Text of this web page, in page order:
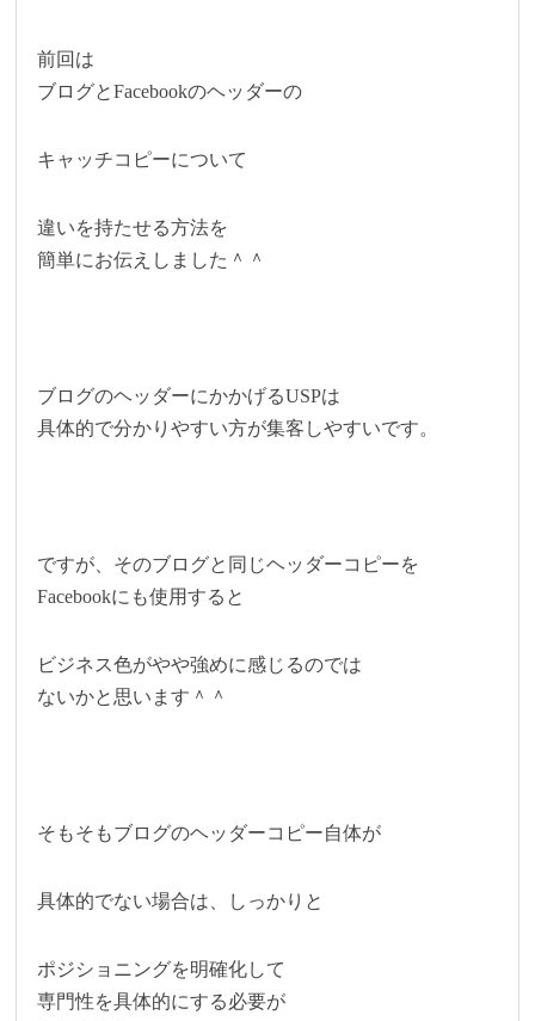
前回は
ブログとFacebookのヘッダーの
キャッチコピーについて
違いを持たせる方法を
簡単にお伝えしました＾＾
ブログのヘッダーにかかげるUSPは
具体的で分かりやすい方が集客しやすいです。
ですが、そのブログと同じヘッダーコピーを
Facebookにも使用すると
ビジネス色がやや強めに感じるのでは
ないかと思います＾＾
そもそもブログのヘッダーコピー自体が
具体的でない場合は、しっかりと
ポジショニングを明確化して
専門性を具体的にする必要が